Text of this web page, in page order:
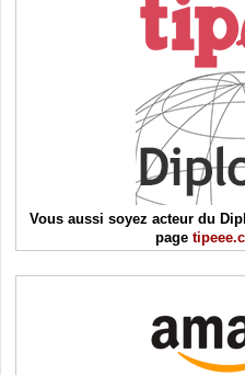
Vous aussi soyez acteur du
page